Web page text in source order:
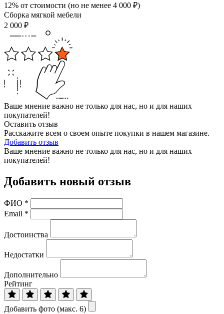
12% от стоимости (но не менее 4 000 ₽)
Сборка мягкой мебели
2 000 ₽
Ваше мнение важно не только для нас, но и для наших
покупателей!
Оставить отзыв
Расскажите всем о своем опыте покупки в нашем магазине.
Добавить отзыв
Ваше мнение важно не только для нас, но и для наших
покупателей!
Добавить новый отзыв
ФИО *
Email *
Достоинства
Недостатки
Дополнительно
Рейтинг
Добавить фото (макс. 6)